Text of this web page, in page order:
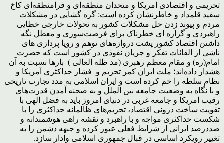
تحریمی و اقتصادی امریکا و متحدان منطقه‌ای و فرامنطقه‌ای کاخ
سفید قلمداد و خاطرنشان کرده است: گره گشایی در مشکلات
مردم و پیوند زدن حل مشکلات کشور به تحولات خارجی خطایی
راهبردی و گزاره ای خطرناک برای فرصت‌سوزی و معطل نگه
داشتن اقتصاد کشور پشت دروازه‌های توهم و رویا پردازی های
ناشی از القائات تفکر و جریان نفوذی در کشور است که حضرت
امام(ره) و مقام معظم رهبری (مد ظله العالی ) بارها نسبت به آن
هشدار داده‌اند؛ ملت ایران کمر تحریم و فشار حداکثری آمریکا و
نظام سلطه را خم کرده است و ایران اسلامی به مدد تجارب تاریخی
و با نگاه به وضعیت جامعه بین الملل و به صحنه آمدن قدرت‌های
رقیب امریکا و جامعه غربی در دنیای امروز باید به فضل الهی با
تقویت ساخت درونی اقتصاد، تحریم‌های ظالمانه حداکثری را با
شکست حداکثری مواجه و با راهبرد و نقشه راهی هوشمندانه و
صددرصد ایرانی از شرایط فعلی عبور کرده و جبهه دشمن را به
تغییر رویکرد اساسی در قبال جمهوری اسلامی وادار سازد.